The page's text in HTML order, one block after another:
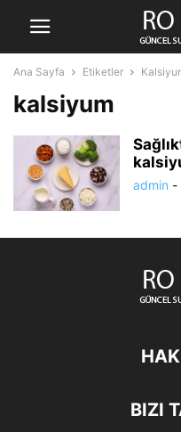
Ana Sayfa Etiketler
kalsiyum
admin -
BIZI